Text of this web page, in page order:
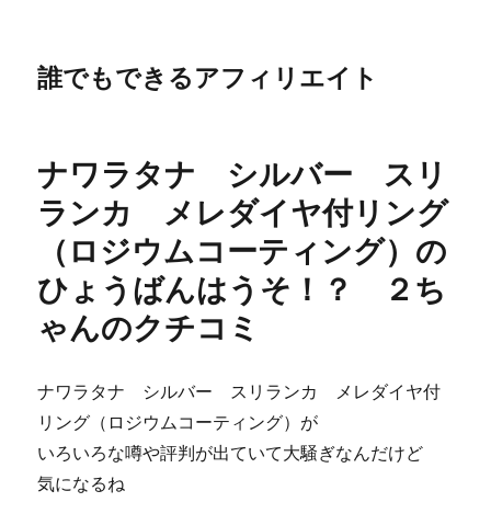
誰でもできるアフィリエイト
ナワラタナ シルバー スリ
ランカ メレダイヤ付リング
（ロジウムコーティング）の
ひょうばんはうそ！？ ２ち
ゃんのクチコミ
ナワラタナ シルバー スリランカ メレダイヤ付
リング（ロジウムコーティング）が
いろいろな噂や評判が出ていて大騒ぎなんだけど
気になるね